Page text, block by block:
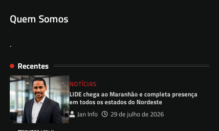
Quem Somos
.
Recentes
NOTÍCIAS
LIDE chega ao Maranhão e completa presença
em todos os estados do Nordeste
Jan Info 29 de julho de 2026